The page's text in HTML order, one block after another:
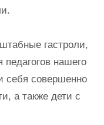
гастроли,
нашего
себя совершенно
а также дети с